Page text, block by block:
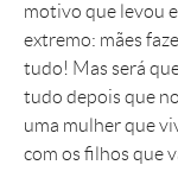
motivo que levou
extremo: mães
tudo! Mas será
tudo depois que
uma mulher que
com os filhos que